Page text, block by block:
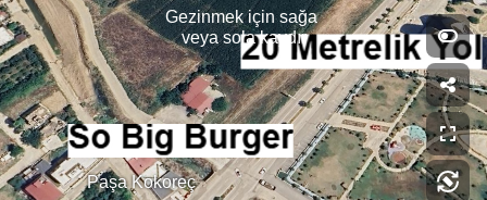
Gezinmek için sağa
veya sola kaydır
Paşa Kokoreç